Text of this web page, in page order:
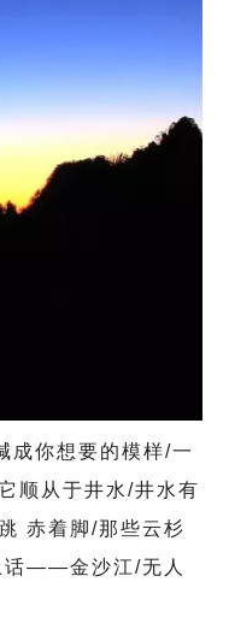
你想要的模样/一
顺从于井水/井水有
赤着脚/那些云杉
话——金沙江/无人